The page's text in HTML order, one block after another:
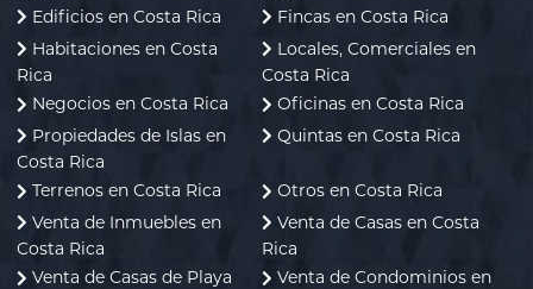
Edificios en Costa Rica
Fincas en Costa Rica
Habitaciones en Costa
Rica
Locales, Comerciales en
Costa Rica
Negocios en Costa Rica
Oficinas en Costa Rica
Propiedades de Islas en
Costa Rica
Quintas en Costa Rica
Terrenos en Costa Rica
Otros en Costa Rica
Venta de Inmuebles en
Costa Rica
Venta de Casas en Costa
Rica
Venta de Casas de Playa
Venta de Condominios en